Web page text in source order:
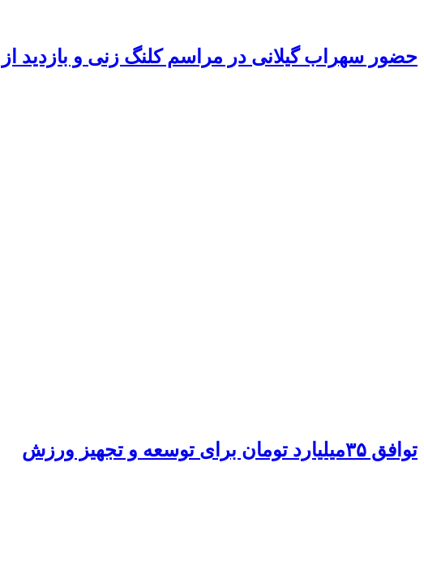
حضور سهراب گیلانی در مراسم کلنگ زنی و بازدید
توافق ۳۵میلیارد تومان برای توسعه و تجهیز ورزش